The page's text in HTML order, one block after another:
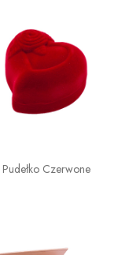
Pudełko Czerwone